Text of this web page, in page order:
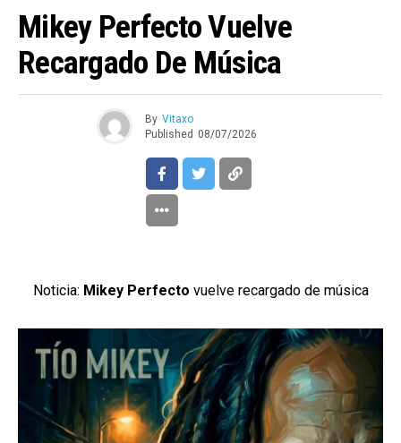
Mikey Perfecto Vuelve
Recargado De Música
By Vitaxo
Published 08/07/2026
Noticia: Mikey Perfecto vuelve recargado de música